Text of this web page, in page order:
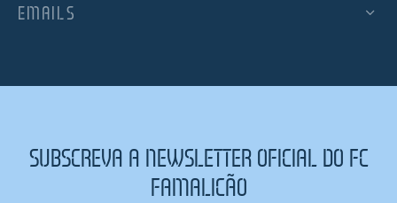
EMAILS
SUBSCREVA A NEWSLETTER OFICIAL DO FC
FAMALICÃO